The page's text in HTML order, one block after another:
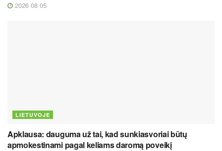
2026 08 05
LIETUVOJE
Apklausa: dauguma už tai, kad sunkiasvoriai būtų
apmokestinami pagal keliams daromą poveikį